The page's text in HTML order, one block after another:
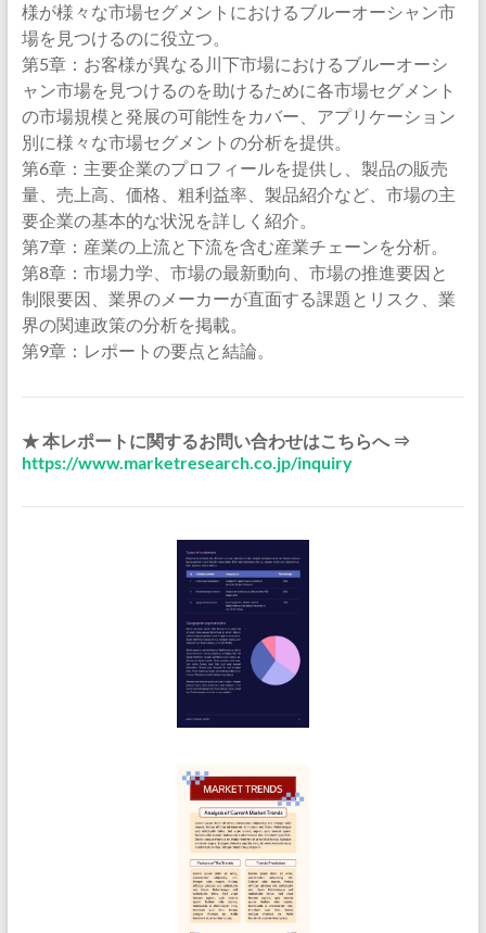
様が様々な市場セグメントにおけるブルーオーシャン市
場を見つけるのに役立つ。
第5章：お客様が異なる川下市場におけるブルーオーシ
ャン市場を見つけるのを助けるために各市場セグメント
の市場規模と発展の可能性をカバー、アプリケーション
別に様々な市場セグメントの分析を提供。
第6章：主要企業のプロフィールを提供し、製品の販売
量、売上高、価格、粗利益率、製品紹介など、市場の主
要企業の基本的な状況を詳しく紹介。
第7章：産業の上流と下流を含む産業チェーンを分析。
第8章：市場力学、市場の最新動向、市場の推進要因と
制限要因、業界のメーカーが直面する課題とリスク、業
界の関連政策の分析を掲載。
第9章：レポートの要点と結論。
★ 本レポートに関するお問い合わせはこちらへ ⇒
https://www.marketresearch.co.jp/inquiry